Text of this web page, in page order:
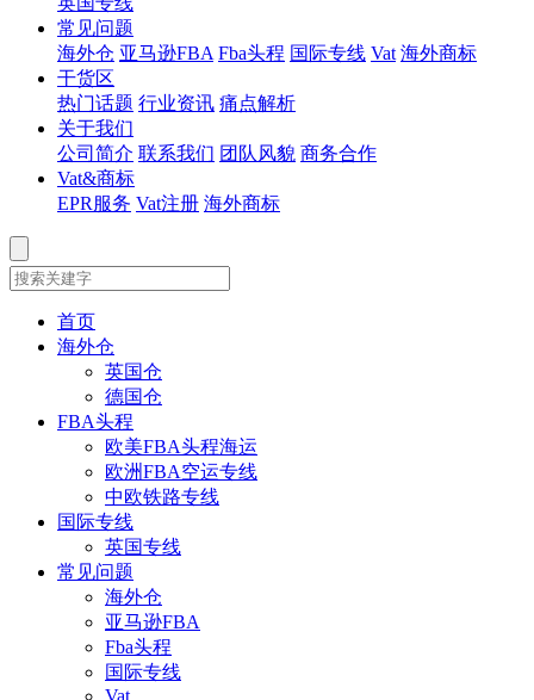
常见问题
海外仓 亚马逊FBA Fba头程 国际专线 Vat 海外商标
干货区
热门话题 行业资讯 痛点解析
关于我们
公司简介 联系我们 团队风貌 商务合作
Vat&商标
EPR服务 Vat注册 海外商标
首页
海外仓
英国仓
德国仓
FBA头程
欧美FBA头程海运
欧洲FBA空运专线
中欧铁路专线
国际专线
英国专线
常见问题
海外仓
亚马逊FBA
Fba头程
国际专线
Vat